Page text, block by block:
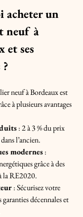
acheter un
neuf à
et ses
neuf à Bordeaux est
à plusieurs avantages
: 2 à 3 % du prix
l’ancien.
modernes :
grâce à des
la RE2020.
: Sécurisez votre
décennales et